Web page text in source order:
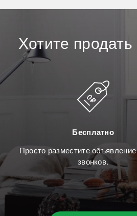
Хотите продать
Бесплатно
Просто разместите
звонков.